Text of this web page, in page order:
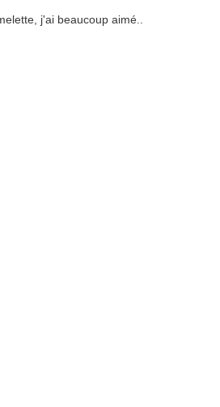
j'ai beaucoup aimé..